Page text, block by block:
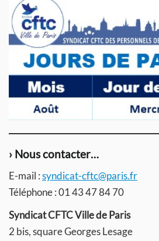
› Nous contacter…
E-mail :syndicat-cftc@paris.fr
Téléphone : 01 43 47 84 70
Syndicat CFTC Ville de Paris
2 bis, square Georges Lesage